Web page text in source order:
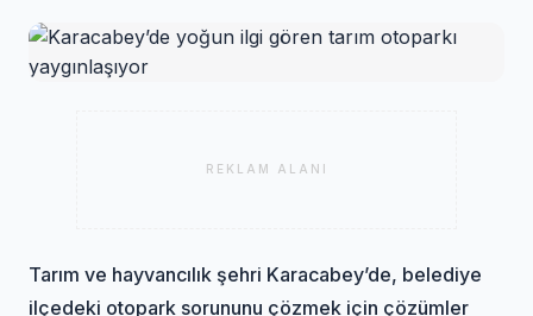
REKLAM ALANI
Tarım ve hayvancılık şehri Karacabey’de, belediye
ilçedeki otopark sorununu çözmek için çözümler